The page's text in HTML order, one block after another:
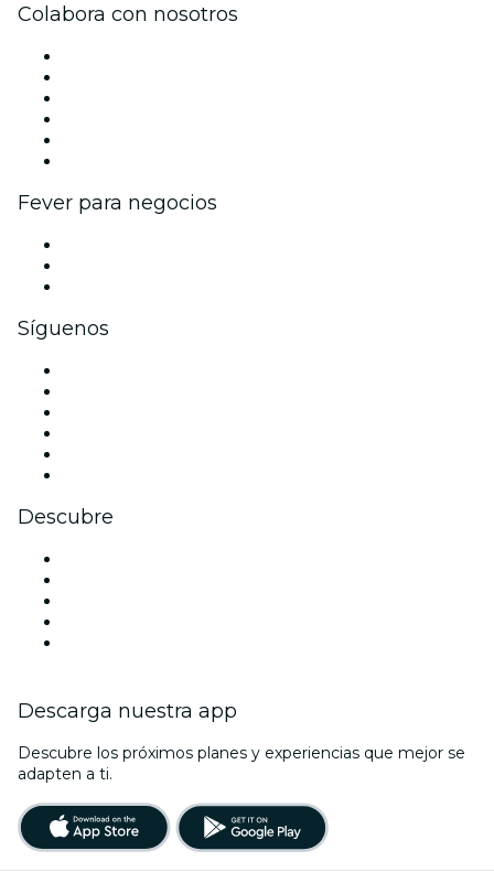
Colabora con nosotros
Fever para negocios
Síguenos
Descubre
Descarga nuestra app
Descubre los próximos planes y experiencias que mejor se
adapten a ti.